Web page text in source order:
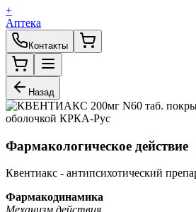
+
Аптека
Контакты
Назад
Фармакологическое действие
Квентиакс - антипсихотический
Фармакодинамика